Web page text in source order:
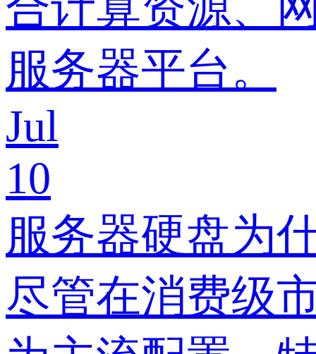
服务器平台。
Jul
10
服务器硬盘为
尽管在消费级